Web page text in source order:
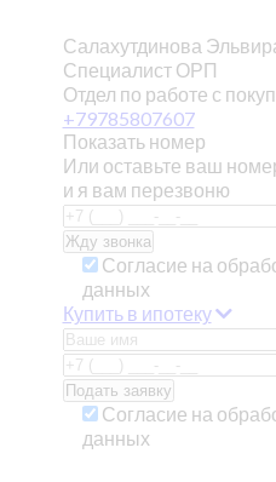
Салахутдинова
Специалист ОРП
Отдел по работе с
+79785807607
Показать номер
Или оставьте ваш
и я вам перезвоню
Согласие на
данных
Купить в ипотеку
Согласие на
данных